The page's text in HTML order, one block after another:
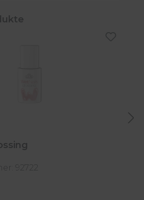
92722